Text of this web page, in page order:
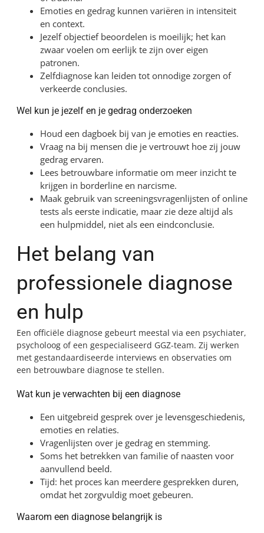
Emoties en gedrag kunnen variëren in intensiteit
en context.
Jezelf objectief beoordelen is moeilijk; het kan
zwaar voelen om eerlijk te zijn over eigen
patronen.
Zelfdiagnose kan leiden tot onnodige zorgen of
verkeerde conclusies.
Wel kun je jezelf en je gedrag onderzoeken
Houd een dagboek bij van je emoties en reacties.
Vraag na bij mensen die je vertrouwt hoe zij jouw
gedrag ervaren.
Lees betrouwbare informatie om meer inzicht te
krijgen in borderline en narcisme.
Maak gebruik van screeningsvragenlijsten of online
tests als eerste indicatie, maar zie deze altijd als
een hulpmiddel, niet als een eindconclusie.
Het belang van
professionele diagnose
en hulp
Een officiële diagnose gebeurt meestal via een psychiater,
psycholoog of een gespecialiseerd GGZ-team. Zij werken
met gestandaardiseerde interviews en observaties om
een betrouwbare diagnose te stellen.
Wat kun je verwachten bij een diagnose
Een uitgebreid gesprek over je levensgeschiedenis,
emoties en relaties.
Vragenlijsten over je gedrag en stemming.
Soms het betrekken van familie of naasten voor
aanvullend beeld.
Tijd: het proces kan meerdere gesprekken duren,
omdat het zorgvuldig moet gebeuren.
Waarom een diagnose belangrijk is